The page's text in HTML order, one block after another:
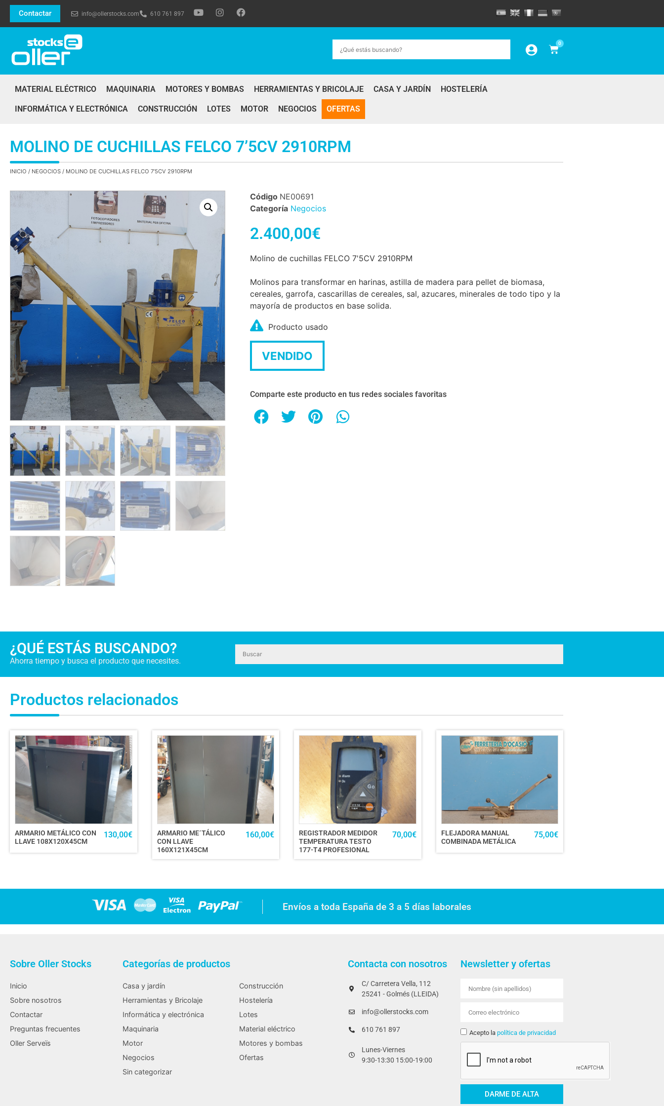
Contactar info@ollerstocks.com 610 761 897
0
MATERIAL ELÉCTRICO MAQUINARIA MOTORES Y BOMBAS HERRAMIENTAS Y BRICOLAJE CASA Y JARDÍN HOSTELERÍA
INFORMÁTICA Y ELECTRÓNICA CONSTRUCCIÓN LOTES MOTOR NEGOCIOS OFERTAS
MOLINO DE CUCHILLAS FELCO 7’5CV 2910RPM
INICIO / NEGOCIOS / MOLINO DE CUCHILLAS FELCO 7’5CV 2910RPM
Código NE00691
Categoría Negocios
2.400,00€
Molino de cuchillas FELCO 7'5CV 2910RPM
Molinos para transformar en harinas, astilla de madera para pellet de biomasa,
cereales, garrofa, cascarillas de cereales, sal, azucares, minerales de todo tipo y la
mayoría de productos en base solida.
Producto usado
VENDIDO
Comparte este producto en tus redes sociales favoritas
¿QUÉ ESTÁS BUSCANDO?
Ahorra tiempo y busca el producto que necesites.
Productos relacionados
ARMARIO METÁLICO CON
LLAVE 108X120X45CM
130,00€
ARMARIO ME´TÁLICO
CON LLAVE
160X121X45CM
160,00€
REGISTRADOR MEDIDOR
TEMPERATURA TESTO
177-T4 PROFESIONAL
70,00€
FLEJADORA MANUAL
COMBINADA METÁLICA
75,00€
Envíos a toda España de 3 a 5 días laborales
Sobre Oller Stocks
Inicio
Sobre nosotros
Contactar
Preguntas frecuentes
Oller Serveïs
Categorías de productos
Casa y jardín
Construcción
Herramientas y Bricolaje
Hostelería
Informática y electrónica
Lotes
Maquinaria
Material eléctrico
Motor
Motores y bombas
Negocios
Ofertas
Sin categorizar
Contacta con nosotros
C/ Carretera Vella, 112
25241 - Golmés (LLEIDA)
info@ollerstocks.com
610 761 897
Lunes-Viernes
9:30-13:30 15:00-19:00
Newsletter y ofertas
Acepto la política de privacidad
DARME DE ALTA